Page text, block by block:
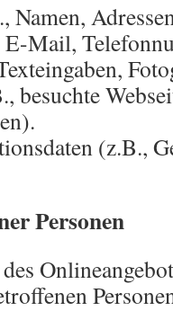
Namen,
Mail,
besuchte
(z.B.,
Personen